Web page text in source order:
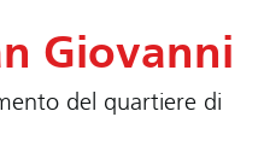
Giovanni
del quartiere di